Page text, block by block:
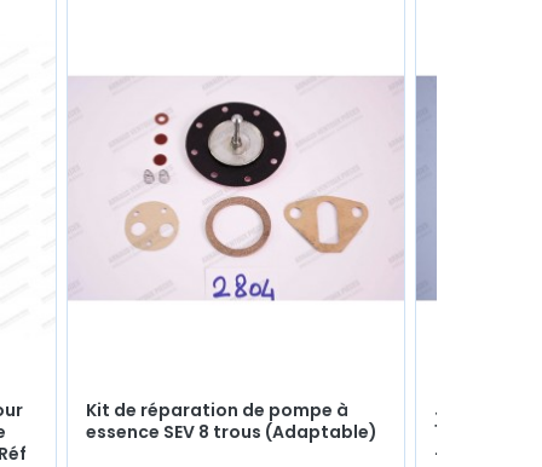
Kit de réparation de pompe à
essence SEV 8 trous (Adaptable)
Jeu de
1.95mm
+0.05mm)